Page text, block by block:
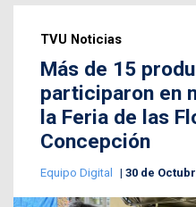
TVU Noticias
Más de 15
participaron en
la Feria de las
Concepción
Equipo Digital 30 de